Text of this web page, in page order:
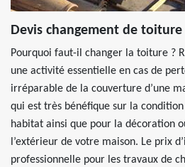
Devis changement de toiture
Pourquoi faut-il changer la toiture ?
une activité essentielle en cas de
irréparable de la couverture d’une
qui est très bénéfique sur la
habitat ainsi que pour la décoration
l’extérieur de votre maison. Le prix
professionnelle pour les travaux de